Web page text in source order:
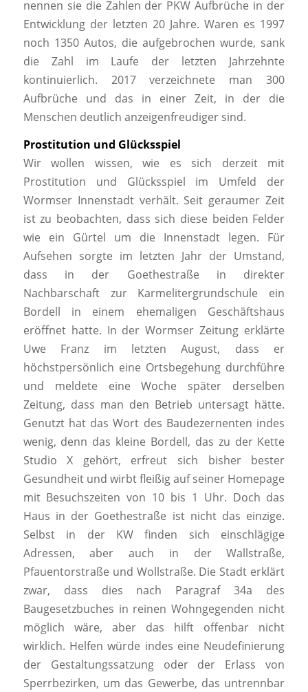
nennen sie die Zahlen der PKW Aufbrüche in der
Entwicklung der letzten 20 Jahre. Waren es 1997
noch 1350 Autos, die aufgebrochen wurde, sank
die Zahl im Laufe der letzten Jahrzehnte
kontinuierlich. 2017 verzeichnete man 300
Aufbrüche und das in einer Zeit, in der die
Menschen deutlich anzeigenfreudiger sind.
Prostitution und Glücksspiel
Wir wollen wissen, wie es sich derzeit mit
Prostitution und Glücksspiel im Umfeld der
Wormser Innenstadt verhält. Seit geraumer Zeit
ist zu beobachten, dass sich diese beiden Felder
wie ein Gürtel um die Innenstadt legen. Für
Aufsehen sorgte im letzten Jahr der Umstand,
dass in der Goethestraße in direkter
Nachbarschaft zur Karmelitergrundschule ein
Bordell in einem ehemaligen Geschäftshaus
eröffnet hatte. In der Wormser Zeitung erklärte
Uwe Franz im letzten August, dass er
höchstpersönlich eine Ortsbegehung durchführe
und meldete eine Woche später derselben
Zeitung, dass man den Betrieb untersagt hätte.
Genutzt hat das Wort des Baudezernenten indes
wenig, denn das kleine Bordell, das zu der Kette
Studio X gehört, erfreut sich bisher bester
Gesundheit und wirbt fleißig auf seiner Homepage
mit Besuchszeiten von 10 bis 1 Uhr. Doch das
Haus in der Goethestraße ist nicht das einzige.
Selbst in der KW finden sich einschlägige
Adressen, aber auch in der Wallstraße,
Pfauentorstraße und Wollstraße. Die Stadt erklärt
zwar, dass dies nach Paragraf 34a des
Baugesetzbuches in reinen Wohngegenden nicht
möglich wäre, aber das hilft offenbar nicht
wirklich. Helfen würde indes eine Neudefinierung
der Gestaltungssatzung oder der Erlass von
Sperrbezirken, um das Gewerbe, das untrennbar